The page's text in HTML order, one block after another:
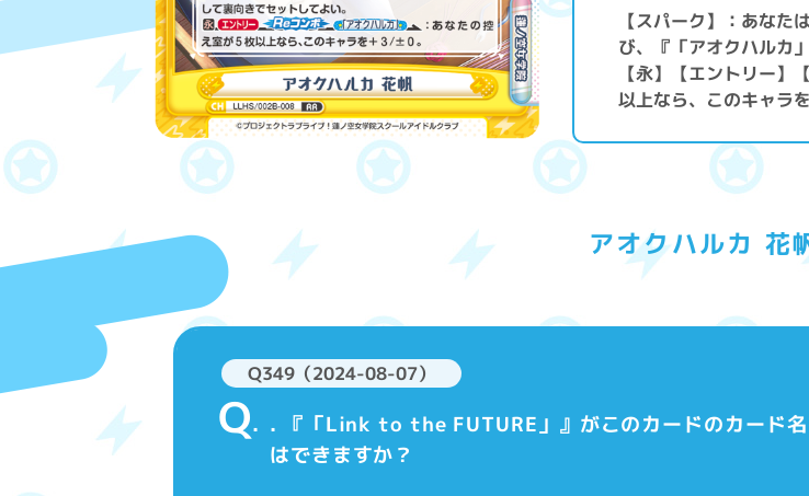
【スパーク】：あな
び、『「アオクハルカ
【永】【エントリー】
以上なら、このキャラ
アオクハルカ 花
Q349（2024-08-07）
Q . 『「Link to the FUTURE」』がこのカードのカード名
はできますか？